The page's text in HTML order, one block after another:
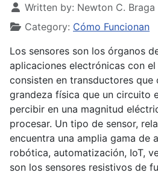
Details
Written by: Newton C. Braga
Category: Cómo Funcionan
Los sensores son los órganos
aplicaciones electrónicas con
consisten en transductores que
grandeza física que un circuito
percibir en una magnitud
procesar. Un tipo de sensor,
encuentra una amplia gama de
robótica, automatización, IoT,
son los sensores resistivos de